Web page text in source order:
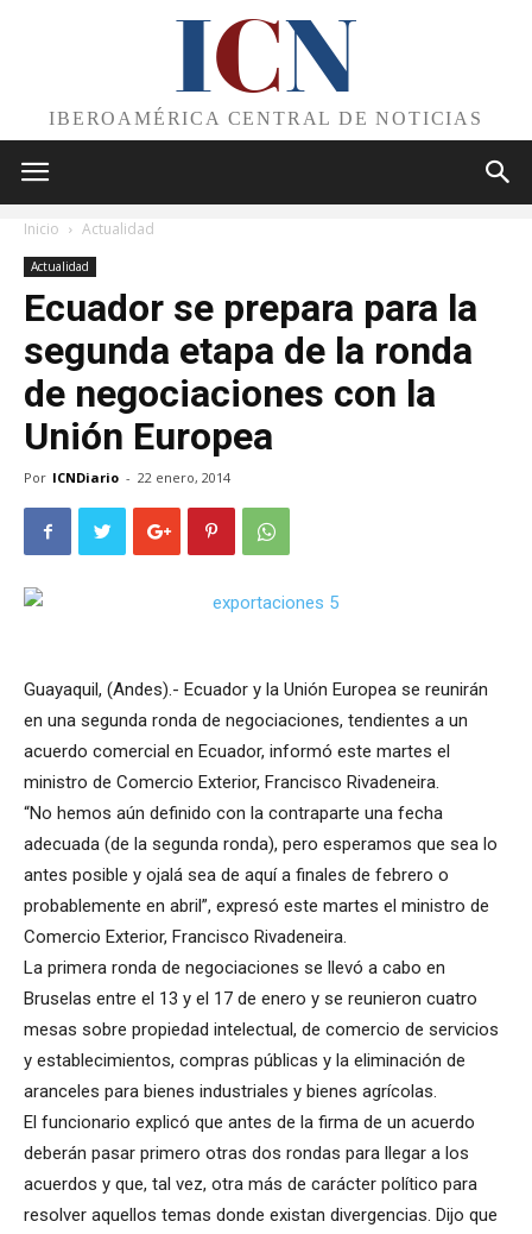
ICN
IBEROAMÉRICA CENTRAL DE NOTICIAS
Inicio Actualidad
Actualidad
Ecuador se prepara para la
segunda etapa de la ronda
de negociaciones con la
Unión Europea
Por ICNDiario - 22 enero, 2014
Guayaquil, (Andes).- Ecuador y la Unión Europea se reunirán
en una segunda ronda de negociaciones, tendientes a un
acuerdo comercial en Ecuador, informó este martes el
ministro de Comercio Exterior, Francisco Rivadeneira.
“No hemos aún definido con la contraparte una fecha
adecuada (de la segunda ronda), pero esperamos que sea lo
antes posible y ojalá sea de aquí a finales de febrero o
probablemente en abril”, expresó este martes el ministro de
Comercio Exterior, Francisco Rivadeneira.
La primera ronda de negociaciones se llevó a cabo en
Bruselas entre el 13 y el 17 de enero y se reunieron cuatro
mesas sobre propiedad intelectual, de comercio de servicios
y establecimientos, compras públicas y la eliminación de
aranceles para bienes industriales y bienes agrícolas.
El funcionario explicó que antes de la firma de un acuerdo
deberán pasar primero otras dos rondas para llegar a los
acuerdos y que, tal vez, otra más de carácter político para
resolver aquellos temas donde existan divergencias. Dijo que